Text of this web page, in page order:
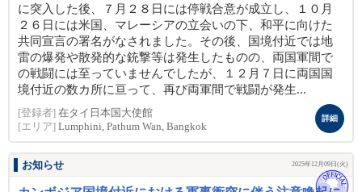
に突入した後、７月２８日には停戦合意が成立し、１０月
２６日には米国、マレーシアの立会いの下、和平に向けた
共同宣言の署名がなされました。その後、国境付近では地
雷の爆発や散発的な銃撃等は発生したものの、両国軍間で
の戦闘には至っていませんでしたが、１２月７日に両国国
境付近の数カ所に亘って、再び両軍間で戦闘が発生...
[登録者] 在タイ日本国大使館
[エリア] Lumphini, Pathum Wan, Bangkok
詳細
お知らせ 2025年12月09日(火)